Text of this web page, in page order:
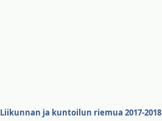
Liikunnan ja kuntoilun riemua 2017-2018